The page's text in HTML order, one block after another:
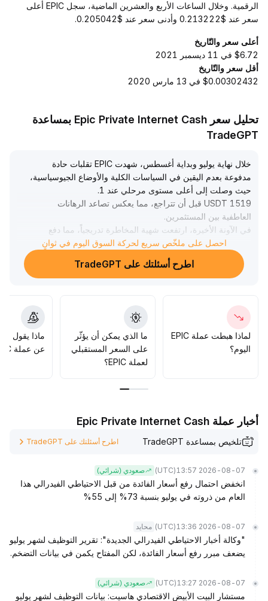
الرقمية. وخلال الساعات الأربع والعشرين الماضية، سجل EPIC أعلى
سعر عند $0.213222 وأدنى سعر عند $0.205042.
أعلى سعر والتّاريخ
$6.72 في 11 ديسمبر 2021
أقل سعر والتّاريخ
$0.00302432 في 13 مارس 2020
تحليل سعر Epic Private Internet Cash بمساعدة
TradeGPT
خلال نهاية يوليو وبداية أغسطس، شهدت EPIC تقلبات حادة
مدفوعة بعدم اليقين في السياسات الكلية والأوضاع الجيوسياسية،
حيث وصلت إلى أعلى مستوى مرحلي عند 1
.
1519 USDT قبل أن تتراجع، مما يعكس تصاعد الرهانات
العاطفية بين المستثمرين.
في الآونة الأخيرة، ارتفعت شهية المخاطرة تدريجياً، مما دفع
الأسعار والأحجام إلى التحرك معاً نحو الاتجاه الصاعد وتحقيق
ارتداد على شكل حرف V مع تأكيد دعم فوق 0
ويوصى بالدخول بشكل تدريجي ضمن نطاق 0
74-0
.
90 USDT مع وضع حماية متحركة قصيرة الأجل عند 1
السوق، مع التركيز على الأصول الرائدة ذات المرونة العالية
احصل على ملخّص سريع لحركة السوق اليوم في ثوانٍ
اطرح أسئلتك على TradeGPT
لماذا هبطت عملة EPIC
اليوم؟
ما الذي يمكن أن يؤثّر
على السعر المستقبلي
لعملة EPIC؟
ماذا يقول
عن عملة EPIC؟
أخبار عملة Epic Private Internet Cash
تلخيص بمساعدة TradeGPT اطرح أسئلتك على TradeGPT
2026-08-07 13:57
(UTC) صعودي (شرائي)
انخفض احتمال رفع أسعار الفائدة من قبل الاحتياطي الفيدرالي هذا
العام من ذروته في يوليو بنسبة 73% إلى 55%
2026-08-07 13:36
(UTC) محايد
"وكالة أخبار الاحتياطي الفيدرالي الجديدة": تقرير التوظيف لشهر يوليو
يضعف مبرر رفع أسعار الفائدة، لكن المفتاح يكمن في بيانات التضخم.
2026-08-07 13:27
(UTC) صعودي (شرائي)
مستشار البيت الأبيض الاقتصادي هاسيت: بيانات التوظيف لشهر يوليو